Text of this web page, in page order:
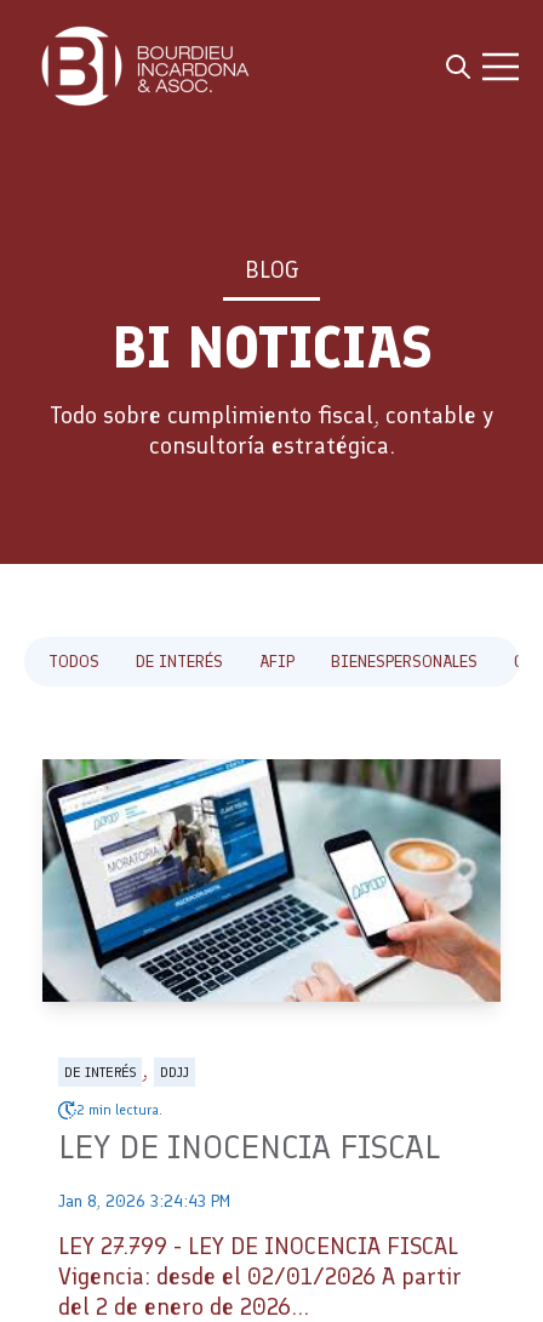
Open
BLOG
BI NOTICIAS
Todo sobre cumplimiento fiscal, contable y
consultoría estratégica.
TODOS DE INTERÉS AFIP BIENESPERSONALES
DE INTERÉS , DDJJ
2 min lectura.
LEY DE INOCENCIA FISCAL
Jan 8, 2026 3:24:43 PM
LEY 27.799 - LEY DE INOCENCIA FISCAL
Vigencia: desde el 02/01/2026 A partir
del 2 de enero de 2026...